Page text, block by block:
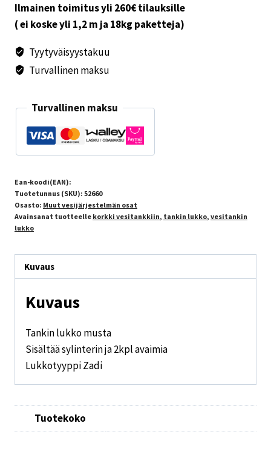
Ilmainen toimitus yli 260€ tilauksille
( ei koske yli 1,2 m ja 18kg paketteja)
Tyytyväisyystakuu
Turvallinen maksu
Turvallinen maksu
Ean-koodi(EAN):
Tuotetunnus (SKU): 52660
Osasto: Muut vesijärjestelmän osat
Avainsanat tuotteelle korkki vesitankkiin, tankin lukko, vesitankin
lukko
Kuvaus
Kuvaus
Tankin lukko musta
Sisältää sylinterin ja 2kpl avaimia
Lukkotyyppi Zadi
Tuotekoko